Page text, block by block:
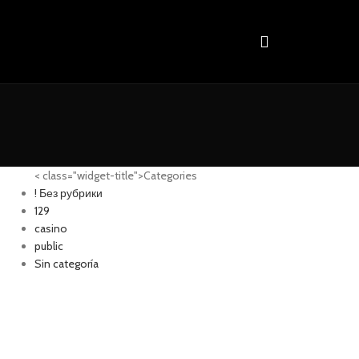
< class="widget-title">Categories
! Без рубрики
129
casino
public
Sin categoría